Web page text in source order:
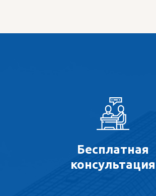
Бесплатная
консультация